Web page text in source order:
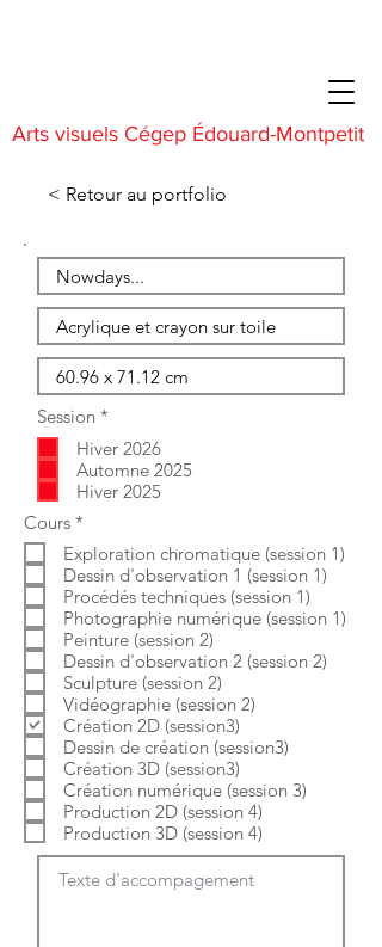
Arts visuels Cégep Édouard-Montpetit
< Retour au portfolio
Session *
l
i
g
a
i
r
e
Hiver 2026
Automne 2025
Hiver 2025
Cours *
l
i
g
a
t
o
i
r
e
Exploration chromatique (session 1)
Dessin d'observation 1 (session 1)
Procédés techniques (session 1)
Photographie numérique (session 1)
Peinture (session 2)
Dessin d'observation 2 (session 2)
Sculpture (session 2)
Vidéographie (session 2)
Création 2D (session3)
Dessin de création (session3)
Création 3D (session3)
Création numérique (session 3)
Production 2D (session 4)
Production 3D (session 4)
Texte d'accompagement